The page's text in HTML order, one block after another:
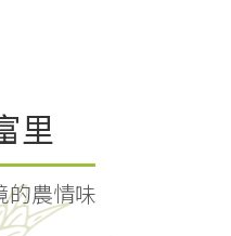
里
的農情味